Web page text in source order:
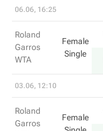
06.06, 16:25
Roland
Garros
WTA
Female
Single
03.06, 12:10
Roland
Garros
Female